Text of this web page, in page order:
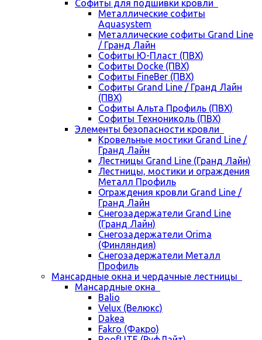
Cофиты для подшивки кровли
Металлические софиты
Aquasystem
Металлические софиты Grand Line
/ Гранд Лайн
Софиты Ю-Пласт (ПВХ)
Софиты Docke (ПВХ)
Софиты FineBer (ПВХ)
Софиты Grand Line / Гранд Лайн
(ПВХ)
Софиты Альта Профиль (ПВХ)
Софиты Технониколь (ПВХ)
Элементы безопасности кровли
Кровельные мостики Grand Line /
Гранд Лайн
Лестницы Grand Line (Гранд Лайн)
Лестницы, мостики и ограждения
Металл Профиль
Ограждения кровли Grand Line /
Гранд Лайн
Снегозадержатели Grand Line
(Гранд Лайн)
Снегозадержатели Orima
(Финляндия)
Снегозадержатели Металл
Профиль
Мансардные окна и чердачные лестницы
Мансардные окна
Balio
Velux (Велюкс)
Dakea
Fakro (Факро)